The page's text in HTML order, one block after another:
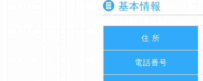
基本情報
住 所
電話番号